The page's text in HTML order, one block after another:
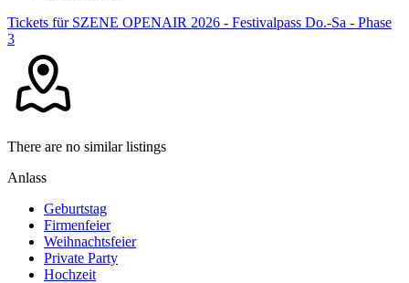
Tickets für SZENE OPENAIR 2026 - Festivalpass Do.-Sa - Phase
3
There are no similar listings
Anlass
Geburtstag
Firmenfeier
Weihnachtsfeier
Private Party
Hochzeit